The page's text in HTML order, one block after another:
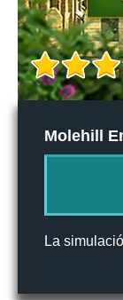
Molehill
La